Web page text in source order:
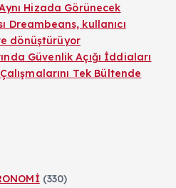
Hizada Görünecek
Dreambeans, kullanıcı
dönüştürüyor
Güvenlik Açığı İddiaları
Tek Bültende
(330)